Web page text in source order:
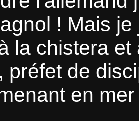
! Mais
la chistera
préfet de
en